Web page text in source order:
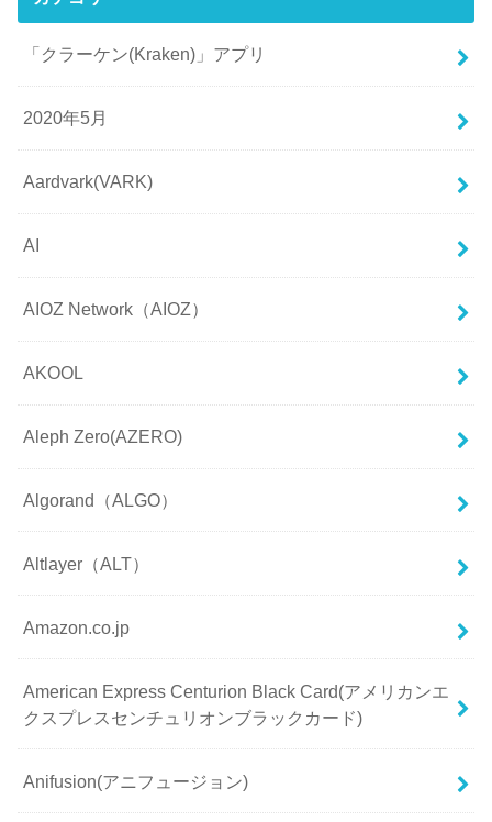
「クラーケン(Kraken)」アプリ
2020年5月
Aardvark(VARK)
AI
AIOZ Network（AIOZ）
AKOOL
Aleph Zero(AZERO)
Algorand（ALGO）
Altlayer（ALT）
Amazon.co.jp
American Express Centurion Black Card(アメリカンエ
クスプレスセンチュリオンブラックカード)
Anifusion(アニフュージョン)